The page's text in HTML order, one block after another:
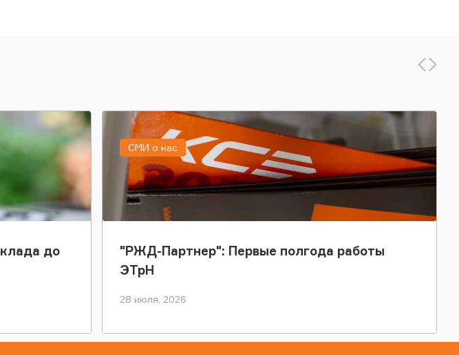
до
"РЖД-Партнер": Первые полгода работы
ЭТрН
28 июля, 2026
СМИ о нас